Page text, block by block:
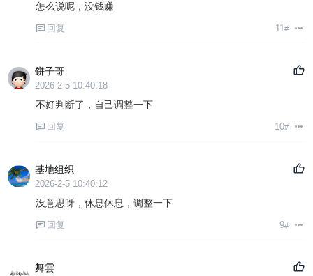
怎么说呢，没钱赚
回复 11#
饼子哥
2026-2-5 10:40:18
不好判断了，自己调整一下
回复 10#
基地组织
2026-2-5 10:40:12
没意思呀，休息休息，调整一下
回复 9#
舞雲